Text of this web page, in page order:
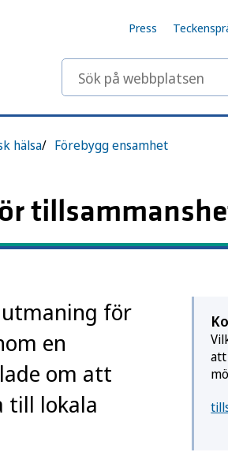
Press
Sök på webbplatsen
hälsa
Förebygg ensamhet
utmaning för
en
om att
till lokala